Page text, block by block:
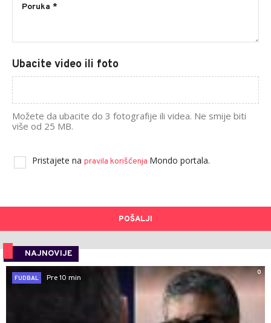
Ubacite video ili foto
Možete da ubacite do 3 fotografije ili videa. Ne smije biti
više od 25 MB.
Pristajete na pravila korišćenja Mondo portala.
POŠALJI
NAJNOVIJE
0
FUDBAL
Pre 10 min